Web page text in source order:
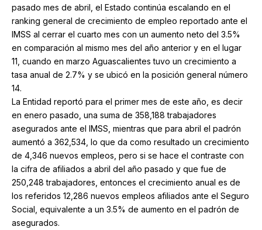
pasado mes de abril, el Estado continúa escalando en el
ranking general de crecimiento de empleo reportado ante el
IMSS al cerrar el cuarto mes con un aumento neto del 3.5%
en comparación al mismo mes del año anterior y en el lugar
11, cuando en marzo Aguascalientes tuvo un crecimiento a
tasa anual de 2.7% y se ubicó en la posición general número
14.
La Entidad reportó para el primer mes de este año, es decir
en enero pasado, una suma de 358,188 trabajadores
asegurados ante el IMSS, mientras que para abril el padrón
aumentó a 362,534, lo que da como resultado un crecimiento
de 4,346 nuevos empleos, pero si se hace el contraste con
la cifra de afiliados a abril del año pasado y que fue de
250,248 trabajadores, entonces el crecimiento anual es de
los referidos 12,286 nuevos empleos afiliados ante el Seguro
Social, equivalente a un 3.5% de aumento en el padrón de
asegurados.